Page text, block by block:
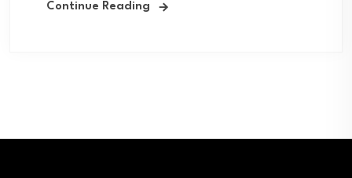
Continue Reading